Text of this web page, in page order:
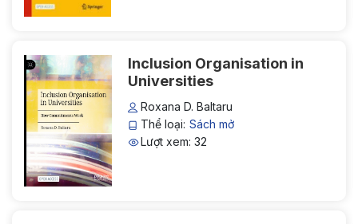
Inclusion Organisation in
Universities
Roxana D. Baltaru
Thể loại: Sách mở
Lượt xem: 32